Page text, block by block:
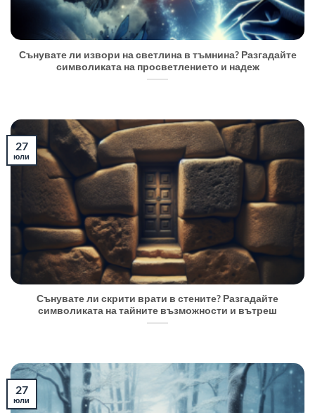
Сънувате ли извори на светлина в тъмнина? Разгадайте
символиката на просветлението и надеж
Сънувате ли скрити врати в стените? Разгадайте
символиката на тайните възможности и вътреш
27
юли
27
юли